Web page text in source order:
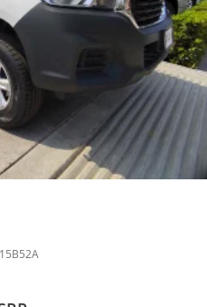
15B52A